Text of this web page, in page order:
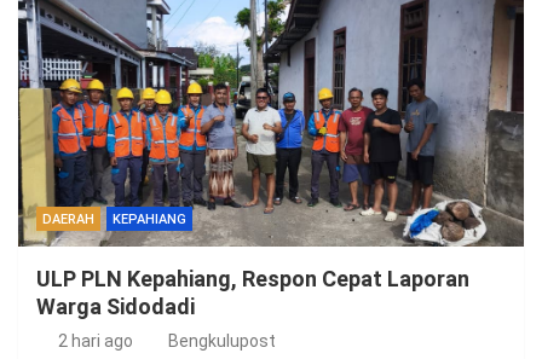
DAERAH KEPAHIANG
ULP PLN Kepahiang, Respon Cepat Laporan
Warga Sidodadi
2 hari ago Bengkulupost